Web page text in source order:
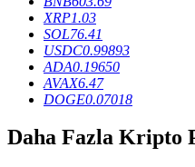
BTR sahiplerine özel
XRP1.03
SOL76.41
USDC0.99893
ADA0.19650
AVAX6.47
DOGE0.07018
Daha Fazla Kripto